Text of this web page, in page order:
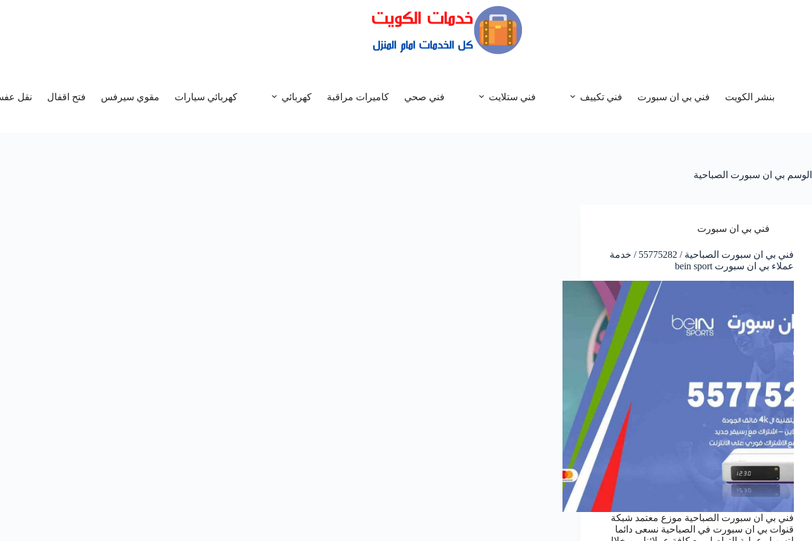
بنشر الكويت فني بي ان سبورت فني تكييف فني ستلايت فني صحي كاميرات مراقبة كهربائي كهربائي سيارات مقوي سيرفس فتح اقفال نقل
الوسم بي ان سبورت الصباحية
فني بي ان سبورت
فني بي ان سبورت الصباحية / 55775282 / خدمة
عملاء بي ان سبورت bein sport
فني بي ان سبورت الصباحية موزع معتمد شبكة
قنوات بي ان سبورت في الصباحية نسعى دائما